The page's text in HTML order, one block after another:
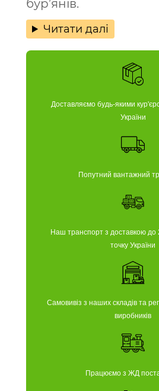
бур’янів.
Читати далі
Доставляємо будь-якими
України
Попутний вантажний
Наш транспорт з доставкою до
точку України
Самовивіз з наших складів та
виробників
Працюємо з ЖД